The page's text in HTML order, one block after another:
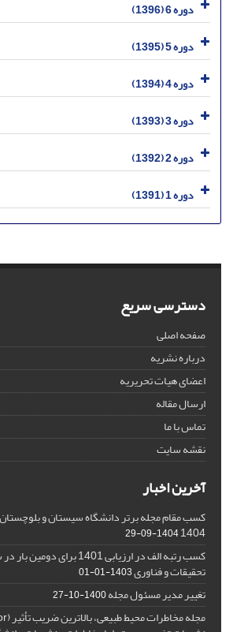
دوره 6 (1396)
دوره 5 (1395)
دوره 4 (1394)
دوره 3 (1393)
دوره 2 (1392)
دوره 1 (1391)
دسترسی سریع
صفحه اصلی
درباره نشریه
اعضای هیات تحریریه
ارسال مقاله
تماس با ما
نقشه سایت
آخرین اخبار
کسب مقام مجله برتر دانشگاه سیستان و
1404
1404-09-29
کسب رتبه الف در ارزیابی 1401
تحقیقات و فناوری1403-01-01
تغییر مدیر مسئول مجله1400-10-27